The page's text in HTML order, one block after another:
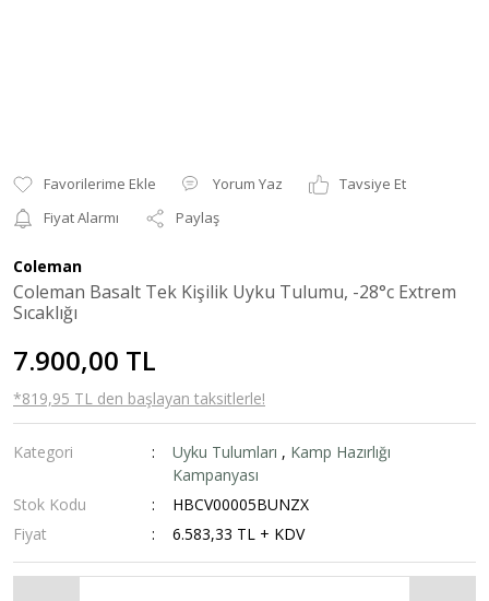
Yorum Yaz
Tavsiye Et
Fiyat Alarmı
Paylaş
Coleman
Coleman Basalt Tek Kişilik Uyku Tulumu, -28°c Extrem
Sıcaklığı
7.900,00 TL
*819,95 TL den başlayan taksitlerle!
Kategori Uyku Tulumları , Kamp Hazırlığı
Kampanyası
Stok Kodu
HBCV00005BUNZX
Fiyat
6.583,33 TL + KDV